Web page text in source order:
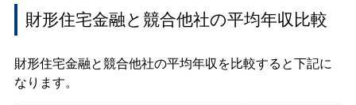
財形住宅金融と競合他社の平均年収比較
財形住宅金融と競合他社の平均年収を比較すると下記に
なります。